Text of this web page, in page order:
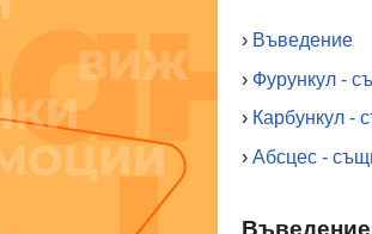
› Въведение
› Фурункул -
› Карбункул -
› Абсцес -
Въведение